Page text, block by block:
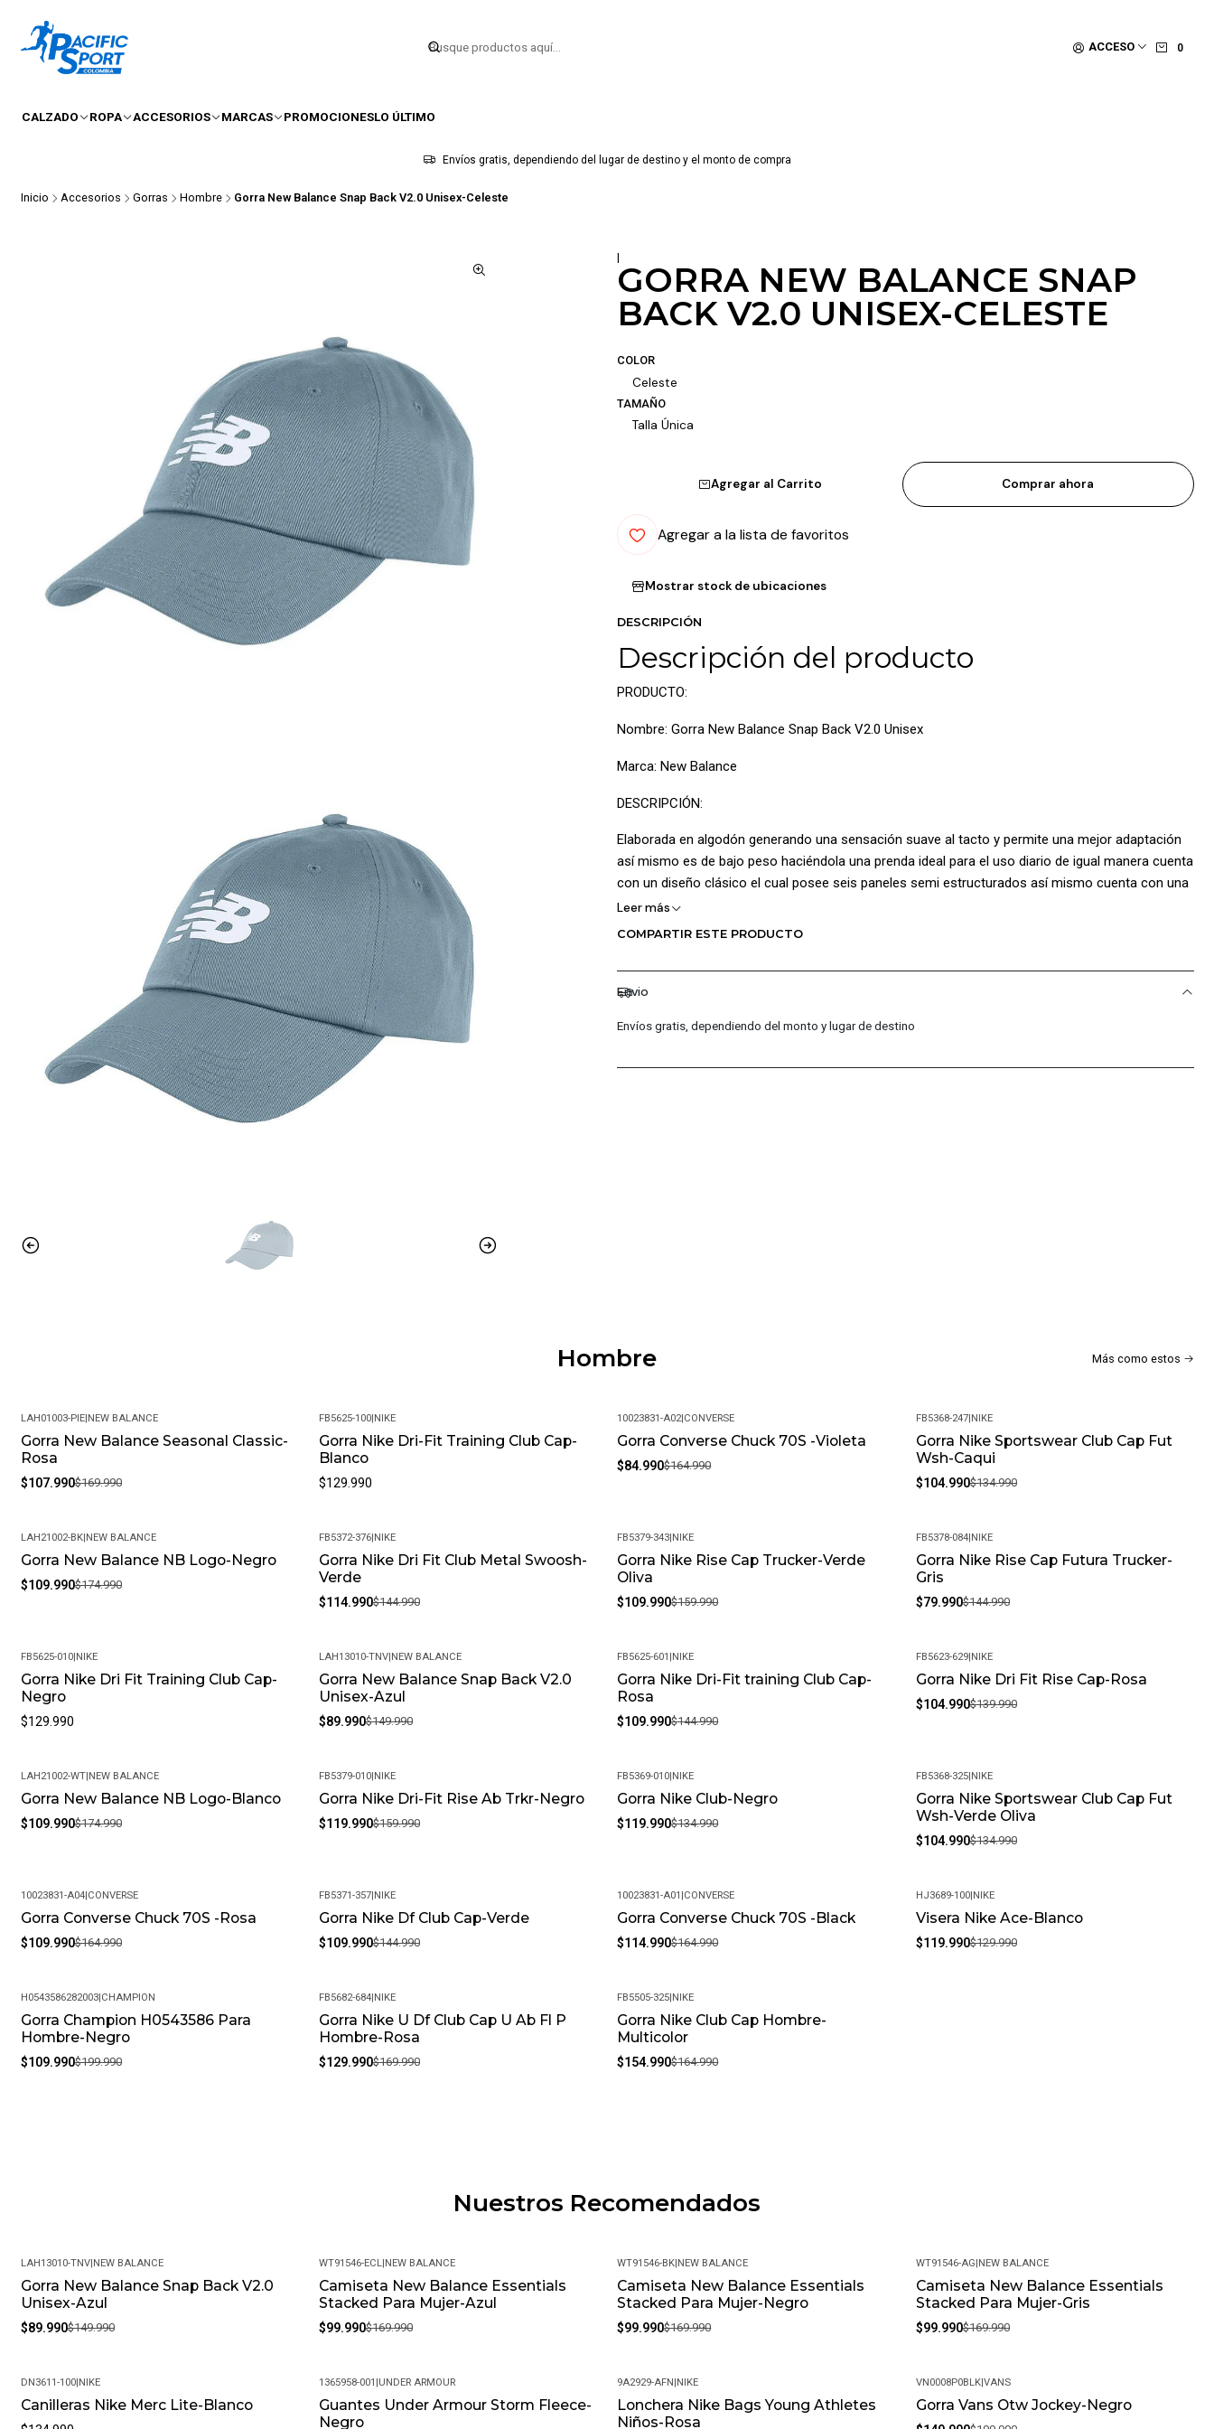
ACCESO 0
CALZADO ROPA ACCESORIOS MARCAS PROMOCIONESLO ÚLTIMO
Envíos gratis, dependiendo del lugar de destino y el monto de compra
Inicio Accesorios Gorras Hombre Gorra New Balance Snap Back V2.0 Unisex-Celeste
|
GORRA NEW BALANCE SNAP
BACK V2.0 UNISEX-CELESTE
COLOR
Celeste
TAMAÑO
Talla Única
Agregar al Carrito Comprar ahora
Agregar a la lista de favoritos
Mostrar stock de ubicaciones
DESCRIPCIÓN
Descripción del producto
PRODUCTO:
Nombre: Gorra New Balance Snap Back V2.0 Unisex
Marca: New Balance
DESCRIPCIÓN:
Elaborada en algodón generando una sensación suave al tacto y permite una mejor adaptación
así mismo es de bajo peso haciéndola una prenda ideal para el uso diario de igual manera cuenta
con un diseño clásico el cual posee seis paneles semi estructurados así mismo cuenta con una
visera semi curvada estructurada agregando una óptima cobertura de igual manera añade ojales
Bordados en cada panel permitiendo una mejor circulación interna del aire además agrega
parte posterior agrega Cierre a presión permitiendo un ajuste regulable; Composición 100%
Algodón
CARACTERÍSTICAS PRINCIPALES:
Ojales Bordados
Género: Unisex
SKU: LAH13010-BK_U1
Leer más
COMPARTIR ESTE PRODUCTO
Envio
Envíos gratis, dependiendo del monto y lugar de destino
Hombre Más como estos
-36%
LAH01003-PIE|NEW BALANCE
Gorra New Balance Seasonal Classic-
Rosa
$107.990$169.990
FB5625-100|NIKE
Gorra Nike Dri-Fit Training Club Cap-
Blanco
$129.990
-48%
10023831-A02|CONVERSE
Gorra Converse Chuck 70S -Violeta
$84.990$164.990
-22%
FB5368-247|NIKE
Gorra Nike Sportswear Club Cap Fut
Wsh-Caqui
$104.990$134.990
-37%
LAH21002-BK|NEW BALANCE
Gorra New Balance NB Logo-Negro
$109.990$174.990
-21%
FB5372-376|NIKE
Gorra Nike Dri Fit Club Metal Swoosh-
Verde
$114.990$144.990
-31%
FB5379-343|NIKE
Gorra Nike Rise Cap Trucker-Verde
Oliva
$109.990$159.990
-45%
FB5378-084|NIKE
Gorra Nike Rise Cap Futura Trucker-
Gris
$79.990$144.990
FB5625-010|NIKE
Gorra Nike Dri Fit Training Club Cap-
Negro
$129.990
-40%
LAH13010-TNV|NEW BALANCE
Gorra New Balance Snap Back V2.0
Unisex-Azul
$89.990$149.990
-24%
FB5625-601 |NIKE
Gorra Nike Dri-Fit training Club Cap-
Rosa
$109.990$144.990
-25%
FB5623-629|NIKE
Gorra Nike Dri Fit Rise Cap-Rosa
$104.990$139.990
-37%
LAH21002-WT|NEW BALANCE
Gorra New Balance NB Logo-Blanco
$109.990$174.990
-25%
FB5379-010|NIKE
Gorra Nike Dri-Fit Rise Ab Trkr-Negro
$119.990$159.990
-11%
FB5369-010|NIKE
Gorra Nike Club-Negro
$119.990$134.990
-22%
FB5368-325|NIKE
Gorra Nike Sportswear Club Cap Fut
Wsh-Verde Oliva
$104.990$134.990
-33%
10023831-A04|CONVERSE
Gorra Converse Chuck 70S -Rosa
$109.990$164.990
-24%
FB5371-357|NIKE
Gorra Nike Df Club Cap-Verde
$109.990$144.990
-30%
10023831-A01 |CONVERSE
Gorra Converse Chuck 70S -Black
$114.990$164.990
-8%
HJ3689-100|NIKE
Visera Nike Ace-Blanco
$119.990$129.990
-45%
H0543586282003|CHAMPION
Gorra Champion H0543586 Para
Hombre-Negro
$109.990$199.990
-24%
FB5682-684|NIKE
Gorra Nike U Df Club Cap U Ab Fl P
Hombre-Rosa
$129.990$169.990
-6%
FB5505-325|NIKE
Gorra Nike Club Cap Hombre-
Multicolor
$154.990$164.990
Nuestros Recomendados
-40%
LAH13010-TNV|NEW BALANCE
Gorra New Balance Snap Back V2.0
Unisex-Azul
$89.990$149.990
-41%
WT91546-ECL|NEW BALANCE
Camiseta New Balance Essentials
Stacked Para Mujer-Azul
$99.990$169.990
-41%
WT91546-BK|NEW BALANCE
Camiseta New Balance Essentials
Stacked Para Mujer-Negro
$99.990$169.990
-41%
WT91546-AG|NEW BALANCE
Camiseta New Balance Essentials
Stacked Para Mujer-Gris
$99.990$169.990
DN3611-100|NIKE
Canilleras Nike Merc Lite-Blanco -33%
1365958-001 |UNDER ARMOUR
Guantes Under Armour Storm Fleece-
Negro
-28%
9A2929-AFN|NIKE
Lonchera Nike Bags Young Athletes
Niños-Rosa
-25%
VN0008P0BLK|VANS
Gorra Vans Otw Jockey-Negro